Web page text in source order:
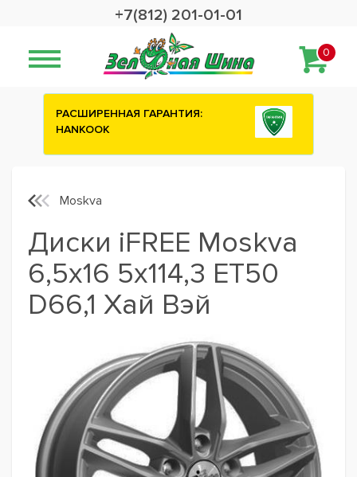
+7(812) 201-01-01
0
Сashback 2500 рублей на зимние
Moskva
Диски iFREE Moskva
6,5x16 5x114,3 ET50
D66,1 Хай Вэй